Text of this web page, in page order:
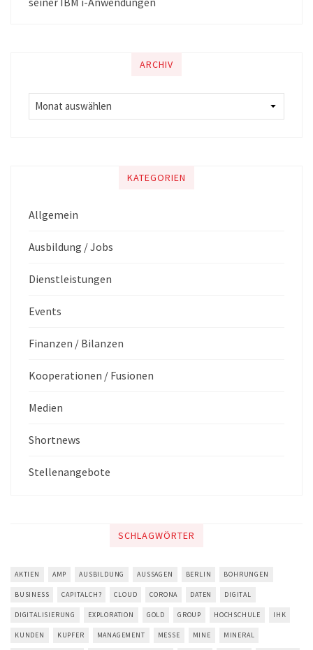
ARCHIV
KATEGORIEN
Allgemein
Ausbildung / Jobs
Dienstleistungen
Events
Finanzen / Bilanzen
Kooperationen / Fusionen
Medien
Shortnews
Stellenangebote
SCHLAGWÖRTER
AKTIEN AMP AUSBILDUNG AUSSAGEN BERLIN BOHRUNGEN
BUSINESS CAPITALCH? CLOUD CORONA DATEN DIGITAL
DIGITALISIERUNG EXPLORATION GOLD GROUP HOCHSCHULE IHK
KUNDEN KUPFER MANAGEMENT MESSE MINE MINERAL